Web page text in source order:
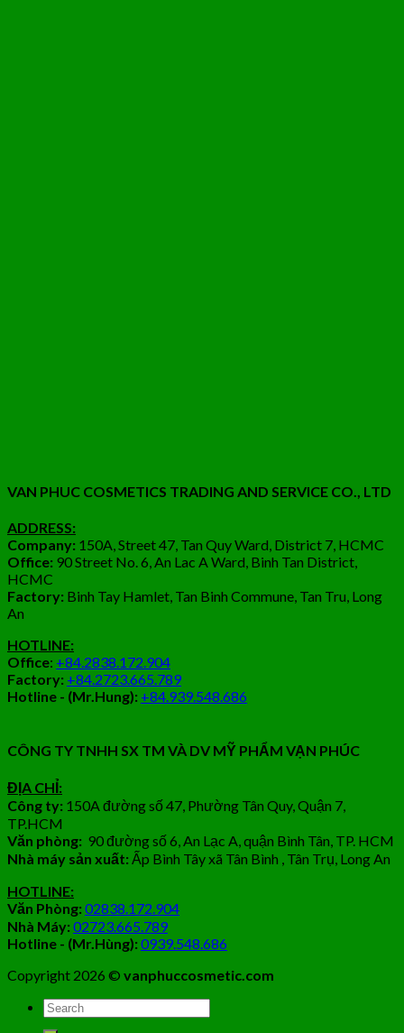
VAN PHUC COSMETICS TRADING AND SERVICE CO., LTD
ADDRESS:
Company: 150A, Street 47, Tan Quy Ward, District 7, HCMC
Office: 90 Street No. 6, An Lac A Ward, Binh Tan District,
HCMC
Factory: Binh Tay Hamlet, Tan Binh Commune, Tan Tru, Long
An
HOTLINE:
Office: +84.2838.172.904
Factory: +84.2723.665.789
Hotline - (Mr.Hung): +84.939.548.686
CÔNG TY TNHH SX TM VÀ DV MỸ PHẨM VẠN PHÚC
ĐỊA CHỈ:
Công ty: 150A đường số 47, Phường Tân Quy, Quận 7,
TP.HCM
Văn phòng: 90 đường số 6, An Lạc A, quận Bình Tân, TP. HCM
Nhà máy sản xuất:Ấp Bình Tây xã Tân Bình , Tân Trụ, Long An
HOTLINE:
Văn Phòng:02838.172.904
Nhà Máy:02723.665.789
Hotline - (Mr.Hùng):0939.548.686
Copyright 2026 © vanphuccosmetic.com
Tìm
kiếm: